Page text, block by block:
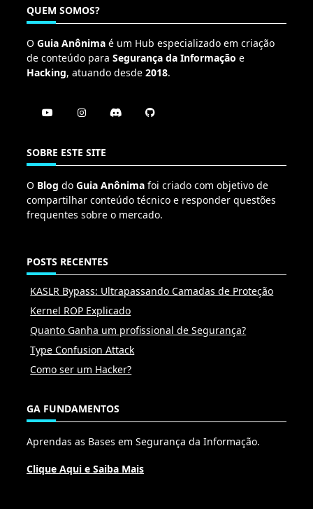
QUEM SOMOS?
O Guia Anônima é um Hub especializado em criação
de conteúdo para Segurança da Informação e
Hacking, atuando desde 2018.
SOBRE ESTE SITE
O Blog do Guia Anônima foi criado com objetivo de
compartilhar conteúdo técnico e responder questões
frequentes sobre o mercado.
POSTS RECENTES
KASLR Bypass: Ultrapassando Camadas de Proteção
Kernel ROP Explicado
Quanto Ganha um profissional de Segurança?
Type Confusion Attack
Como ser um Hacker?
GA FUNDAMENTOS
Aprendas as Bases em Segurança da Informação.
Clique Aqui e Saiba Mais